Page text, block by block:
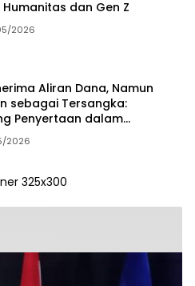
dan Gen Z
2026
Aliran Dana, Namun
sebagai Tersangka:
Penyertaan dalam
2023
2026